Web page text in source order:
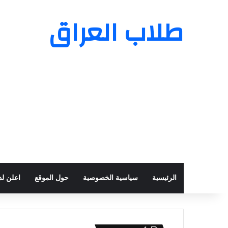
طلاب العراق
الرئيسية سياسية الخصوصية حول الموقع اعلن